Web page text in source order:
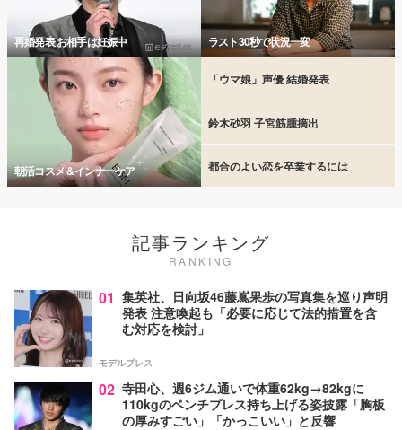
再婚発表 お相手は妊娠中 ラスト30秒で状況一変
朝活コスメ＆インナーケア
「ウマ娘」声優 結婚発表
鈴木砂羽 子宮筋腫摘出
都合のよい恋を卒業するには
記事ランキング
RANKING
01 集英社、日向坂46藤嶌果歩の写真集を巡り声明
発表 注意喚起も「必要に応じて法的措置を含
む対応を検討」
モデルプレス
02 寺田心、週6ジム通いで体重62kg→82kgに
110kgのベンチプレス持ち上げる姿披露「胸板
の厚みすごい」「かっこいい」と反響